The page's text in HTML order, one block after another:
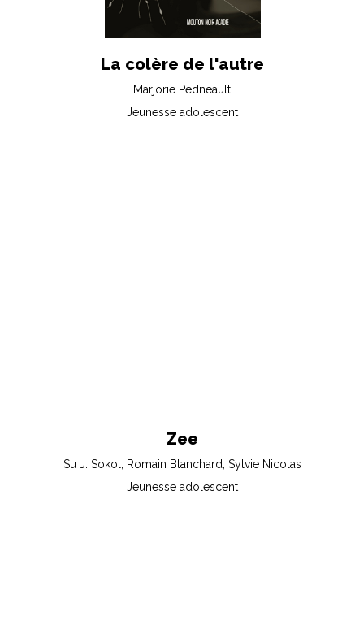
La colère de l'autre
Marjorie Pedneault
Jeunesse adolescent
Zee
Su J. Sokol, Romain Blanchard, Sylvie Nicolas
Jeunesse adolescent